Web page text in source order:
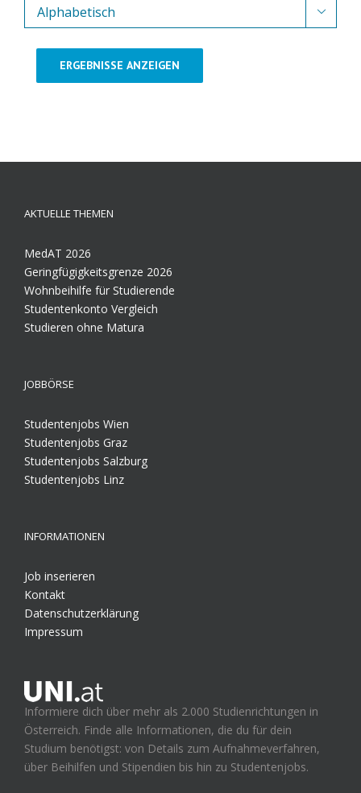

ERGEBNISSE ANZEIGEN
AKTUELLE THEMEN
MedAT 2026
Geringfügigkeitsgrenze 2026
Wohnbeihilfe für Studierende
Studentenkonto Vergleich
Studieren ohne Matura
JOBBÖRSE
Studentenjobs Wien
Studentenjobs Graz
Studentenjobs Salzburg
Studentenjobs Linz
INFORMATIONEN
Job inserieren
Kontakt
Datenschutzerklärung
Impressum
Informiere dich über mehr als 2.000 Studienrichtungen in
Österreich. Finde alle Informationen, die du für dein
Studium benötigst: von Details zum Aufnahmeverfahren,
über Beihilfen und Stipendien bis hin zu Studentenjobs.